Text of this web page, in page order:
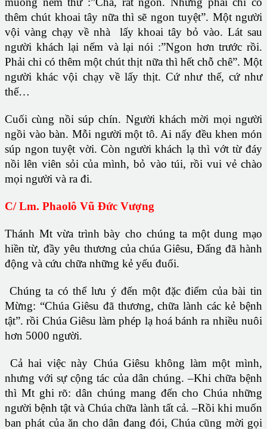
thêm chút khoai tây nữa thì sẽ ngon tuyệt”. Một người
vội vàng chạy về nhà lấy khoai tây bỏ vào. Lát sau
người khách lại nếm và lại nói :”Ngon hơn trước rồi.
Phải chi có thêm một chút thịt nữa thì hết chỗ chê”. Một
người khác vội chạy về lấy thịt. Cứ như thế, cứ như
thế…
Cuối cùng nồi súp chín. Người khách mời mọi người
ngồi vào bàn. Mỗi người một tô. Ai nấy đều khen món
súp ngon tuyệt vời. Còn người khách lạ thì vớt từ đáy
nồi lên viên sỏi của mình, bỏ vào túi, rồi vui vẻ chào
mọi người và ra đi.
C/ Lm. Phaolô Vũ Đức Vượng
Thánh Mt vừa trình bày cho chúng ta một dung mạo
hiền từ, đầy yêu thương của chúa Giêsu, Đấng đã hành
động và cứu chữa những kẻ yếu đuối.
Chúng ta có thể lưu ý đến một đặc điểm của bài tin
Mừng: “Chúa Giêsu đã thương, chữa lành các kẻ bệnh
tật”. rồi Chúa Giêsu làm phép lạ hoá bánh ra nhiều nuôi
hơn 5000 người.
Cả hai việc này Chúa Giêsu không làm một mình,
nhưng với sự cộng tác của dân chúng. –Khi chữa bệnh
thì Mt ghi rõ: dân chúng mang đến cho Chúa những
người bệnh tật và Chúa chữa lành tất cả. –Rồi khi muốn
ban phát của ăn cho dân đang đói, Chúa cũng mời gọi